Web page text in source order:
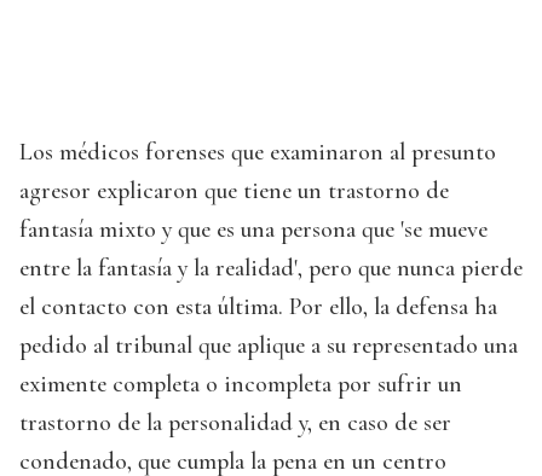
Los médicos forenses que examinaron al presunto
agresor explicaron que tiene un trastorno de
fantasía mixto y que es una persona que 'se mueve
entre la fantasía y la realidad', pero que nunca pierde
el contacto con esta última. Por ello, la defensa ha
pedido al tribunal que aplique a su representado una
eximente completa o incompleta por sufrir un
trastorno de la personalidad y, en caso de ser
condenado, que cumpla la pena en un centro